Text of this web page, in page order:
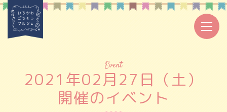
Event
2021年02月27日（土）
開催のイベント